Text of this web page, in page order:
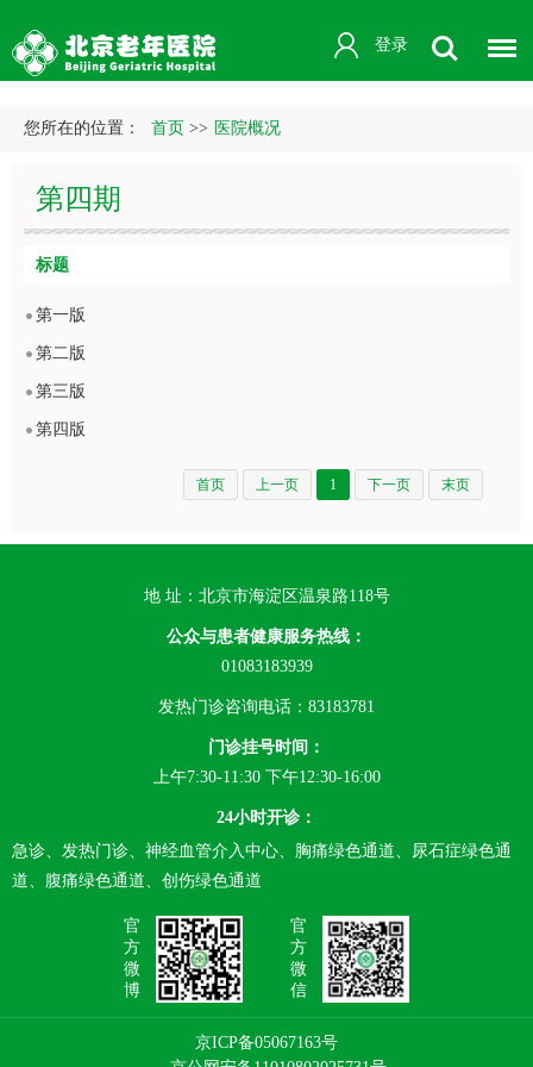
登录
您所在的位置： 首页 >> 医院概况
第四期
标题
第一版
第二版
第三版
第四版
首页 上一页 1 下一页 末页
地 址：北京市海淀区温泉路118号
公众与患者健康服务热线：
01083183939
发热门诊咨询电话：83183781
门诊挂号时间：
上午7:30-11:30 下午12:30-16:00
24小时开诊：
急诊、发热门诊、神经血管介入中心、胸痛绿色通道、尿石症绿色通
道、腹痛绿色通道、创伤绿色通道
官
方
微
博
官
方
微
信
京ICP备05067163号